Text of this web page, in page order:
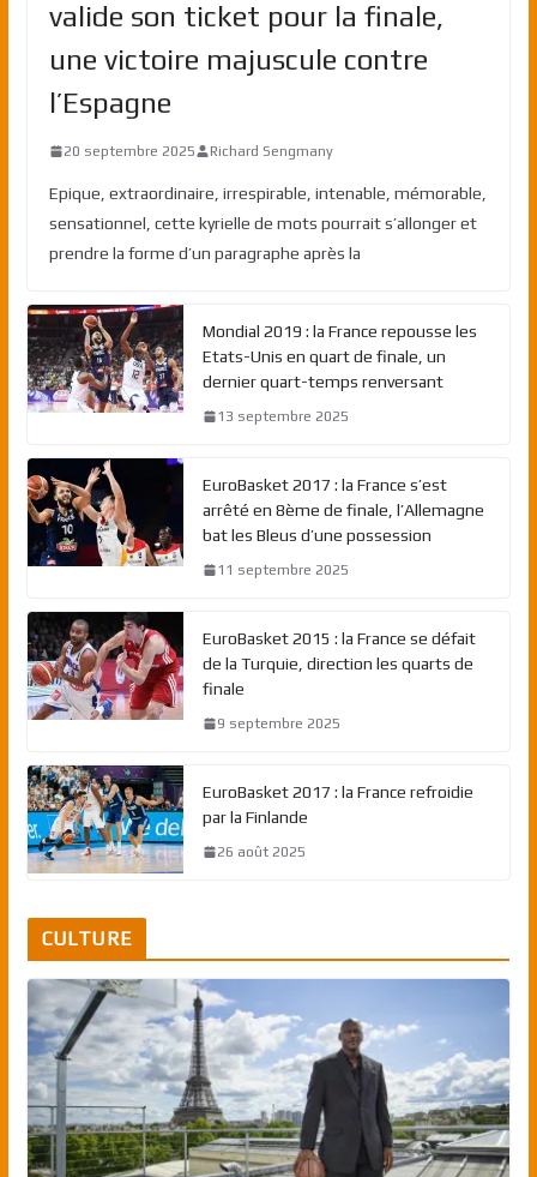
valide son ticket pour la finale,
une victoire majuscule contre
l’Espagne
20 septembre 2025 Richard Sengmany
Epique, extraordinaire, irrespirable, intenable, mémorable,
sensationnel, cette kyrielle de mots pourrait s’allonger et
prendre la forme d’un paragraphe après la
Mondial 2019 : la France repousse les
Etats-Unis en quart de finale, un
dernier quart-temps renversant
13 septembre 2025
EuroBasket 2017 : la France s’est
arrêté en 8ème de finale, l’Allemagne
bat les Bleus d’une possession
11 septembre 2025
EuroBasket 2015 : la France se défait
de la Turquie, direction les quarts de
finale
9 septembre 2025
EuroBasket 2017 : la France refroidie
par la Finlande
26 août 2025
CULTURE